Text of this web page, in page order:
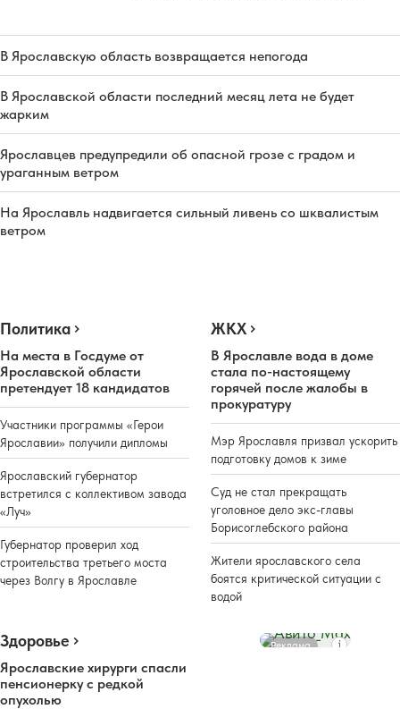
В Ярославскую область возвращается непогода
В Ярославской области последний месяц лета не будет
жарким
Ярославцев предупредили об опасной грозе с градом и
ураганным ветром
На Ярославль надвигается сильный ливень со шквалистым
ветром
Политика
На места в Госдуме от
Ярославской области
претендует 18 кандидатов
Участники программы «Герои
Ярославии» получили дипломы
Ярославский губернатор
встретился с коллективом завода
«Луч»
Губернатор проверил ход
строительства третьего моста
через Волгу в Ярославле
ЖКХ
В Ярославле вода в доме
стала по-настоящему
горячей после жалобы в
прокуратуру
Мэр Ярославля призвал ускорить
подготовку домов к зиме
Суд не стал прекращать
уголовное дело экс-главы
Борисоглебского района
Жители ярославского села
боятся критической ситуации с
водой
Здоровье
Ярославские хирурги спасли
пенсионерку с редкой
опухолью
Реклама